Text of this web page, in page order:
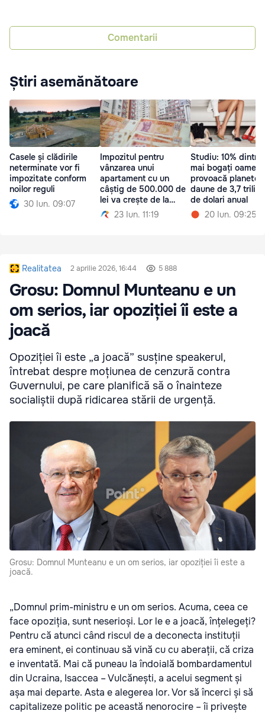
Comentarii
Știri asemănătoare
Casele și clădirile
neterminate vor fi
impozitate conform
noilor reguli
30 Iun. 09:07
Impozitul pentru
vânzarea unui
apartament cu un
câștig de 500.000 de
lei va crește de la
30.000 la 75.000
23 Iun. 11:19
Studiu: 10% dintre
mai bogați oameni
provoacă planetei
daune de 3,7
de dolari anual
20 Iun. 09:25
Realitatea 2 aprilie 2026, 16:44 5 888
Grosu: Domnul Munteanu e un
om serios, iar opoziției îi este a
joacă
Opoziției îi este „a joacă” susține speakerul,
întrebat despre moțiunea de cenzură contra
Guvernului, pe care planifică să o înainteze
socialiștii după ridicarea stării de urgență.
Grosu: Domnul Munteanu e un om serios, iar opoziției îi este a
joacă.
„Domnul prim-ministru e un om serios. Acuma, ceea ce
face opoziția, sunt neserioși. Lor le e a joacă, înțelegeți?
Pentru că atunci când riscul de a deconecta instituții
era eminent, ei continuau să vină cu cu aberații, că criza
e inventată. Mai că puneau la îndoială bombardamentul
din Ucraina, Isaccea – Vulcănești, a acelui segment și
așa mai departe. Asta e alegerea lor. Vor să încerci și să
capitalizeze politic pe această nenorocire – îi privește